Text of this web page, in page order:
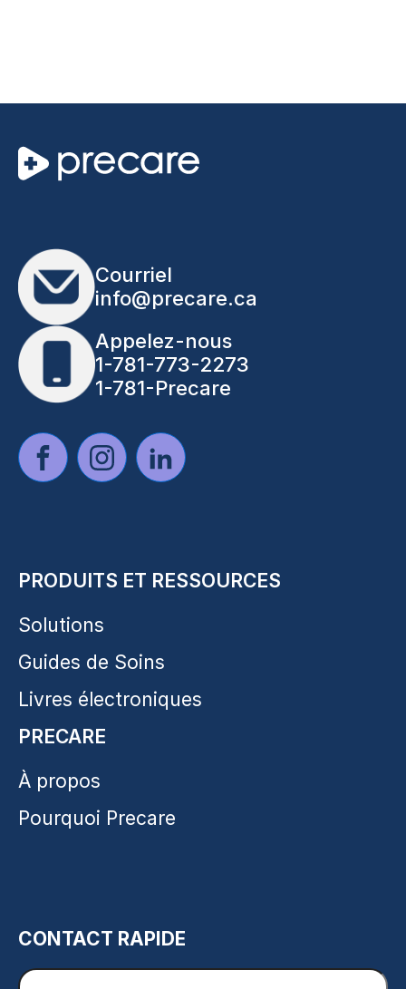
Courriel
info@precare.ca
Appelez-nous
1-781-773-2273
1-781-Precare
PRODUITS ET RESSOURCES
Solutions
Guides de Soins
Livres électroniques
PRECARE
À propos
Pourquoi Precare
CONTACT RAPIDE
Entrer